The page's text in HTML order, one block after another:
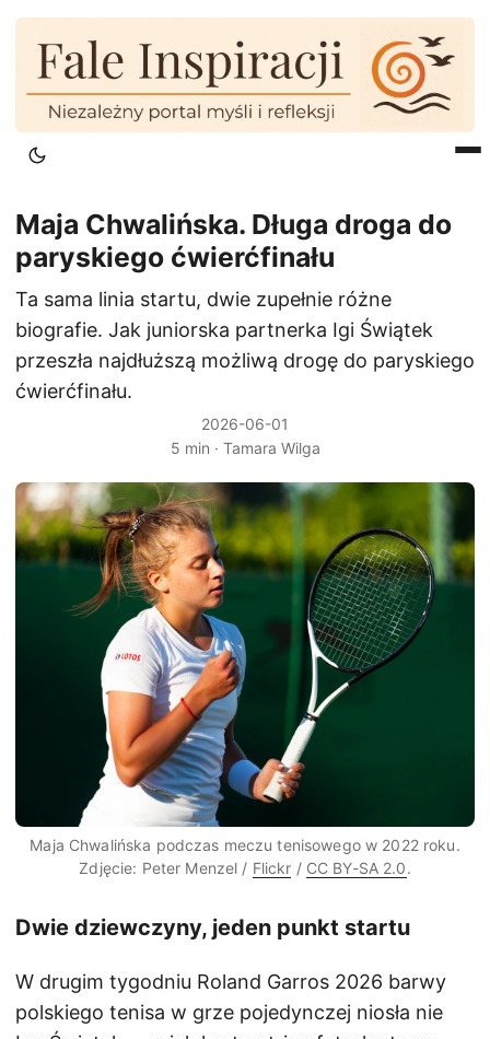
Maja Chwalińska. Długa droga do
paryskiego ćwierćfinału
Ta sama linia startu, dwie zupełnie różne
biografie. Jak juniorska partnerka Igi Świątek
przeszła najdłuższą możliwą drogę do paryskiego
ćwierćfinału.
2026-06-01
5 min · Tamara Wilga
Maja Chwalińska podczas meczu tenisowego w 2022 roku.
Zdjęcie: Peter Menzel / Flickr / CC BY-SA 2.0.
Dwie dziewczyny, jeden punkt startu
W drugim tygodniu Roland Garros 2026 barwy
polskiego tenisa w grze pojedynczej niosła nie